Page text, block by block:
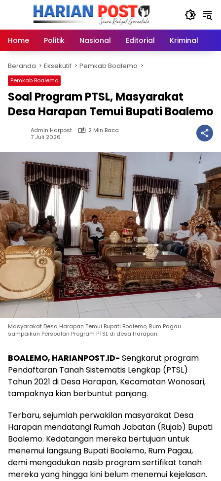
Home
Politik Nasional Editorial Kriminal
Beranda Eksekutif Pemkab Boalemo
Pemkab Boalemo
Soal Program PTSL, Masyarakat
Desa Harapan Temui Bupati Boalemo
Admin Harpost
2 Min Baca
7 Juli 2026
Masyarakat Desa Harapan Temui Bupati Boalemo, Rum Pagau
sampaikan Persoalan Program PTSL di desa Harapan.
​BOALEMO, HARIANPOST.ID- Sengkarut program
Pendaftaran Tanah Sistematis Lengkap (PTSL)
Tahun 2021 di Desa Harapan, Kecamatan Wonosari,
tampaknya kian berbuntut panjang.
​Terbaru, sejumlah perwakilan masyarakat Desa
Harapan mendatangi Rumah Jabatan (Rujab) Bupati
Boalemo. Kedatangan mereka bertujuan untuk
menemui langsung Bupati Boalemo, Rum Pagau,
demi mengadukan nasib program sertifikat tanah
mereka yang hingga kini belum menemui kejelasan.